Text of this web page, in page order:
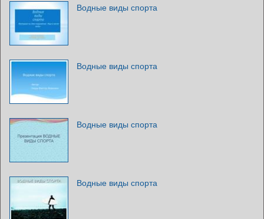
Водные виды спорта
Водные виды спорта
Водные виды спорта
Водные виды спорта